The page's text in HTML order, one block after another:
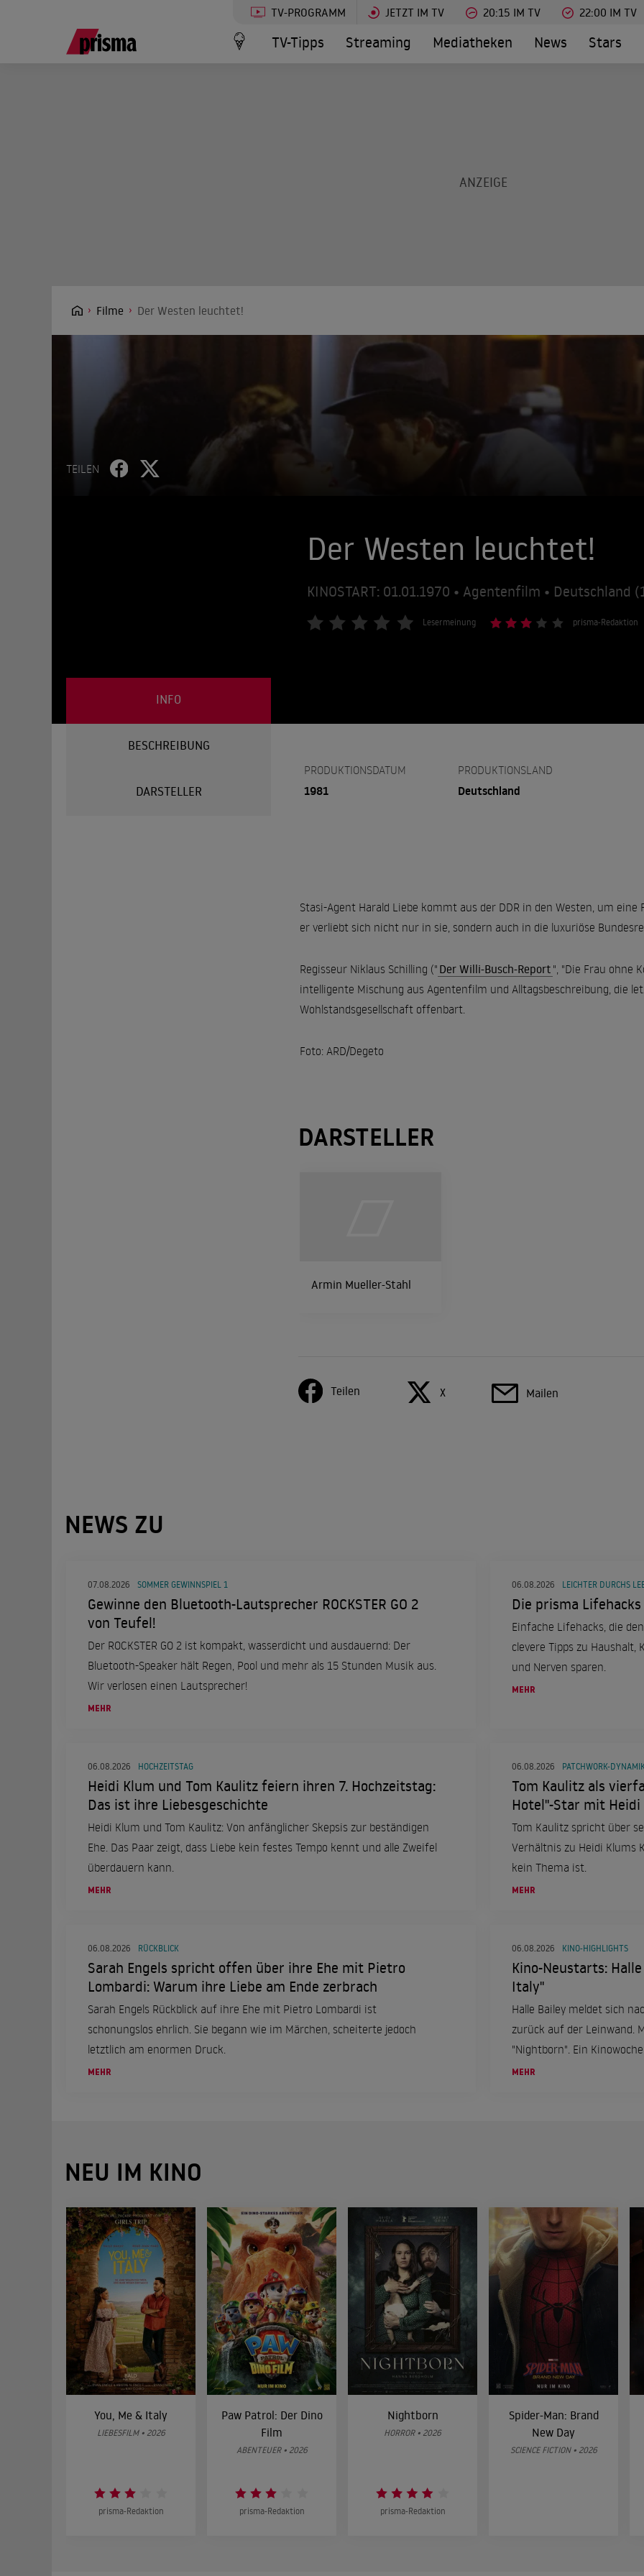
TV-PROGRAMM JETZT IM TV 20:15 IM TV 22:00 IM TV
TV-Tipps Streaming Mediatheken News Stars
Filme Der Westen leuchtet!
TEILEN
Der Westen leuchtet!
KINOSTART: 01.01.1970 • Agentenfilm • Deutschland
Lesermeinung prisma-Redaktion
INFO
BESCHREIBUNG
DARSTELLER
PRODUKTIONSDATUM
1981
PRODUKTIONSLAND
Deutschland
Stasi-Agent Harald Liebe kommt aus der DDR in den Westen, um
er verliebt sich nicht nur in sie, sondern auch in die luxuriöse
Regisseur Niklaus Schilling (" Der Willi-Busch-Report ", "Die Frau ohne
intelligente Mischung aus Agentenfilm und Alltagsbeschreibung, die
Wohlstandsgesellschaft offenbart.
Foto: ARD/Degeto
DARSTELLER
Armin Mueller-Stahl
Teilen X Mailen
NEWS ZU
07.08.2026 SOMMER GEWINNSPIEL 1
Gewinne den Bluetooth-Lautsprecher ROCKSTER GO 2
von Teufel!
Der ROCKSTER GO 2 ist kompakt, wasserdicht und ausdauernd: Der
Bluetooth-Speaker hält Regen, Pool und mehr als 15 Stunden Musik aus.
Wir verlosen einen Lautsprecher!
MEHR
06.08.2026 LEICHTER DURCHS
Die prisma Lifehacks
Einfache Lifehacks, die
clevere Tipps zu
und Nerven sparen.
MEHR
06.08.2026 HOCHZEITSTAG
Heidi Klum und Tom Kaulitz feiern ihren 7. Hochzeitstag:
Das ist ihre Liebesgeschichte
Heidi Klum und Tom Kaulitz: Von anfänglicher Skepsis zur beständigen
Ehe. Das Paar zeigt, dass Liebe kein festes Tempo kennt und alle Zweifel
überdauern kann.
MEHR
06.08.2026 PATCHWORK-
Tom Kaulitz als
Hotel"-Star mit
Tom Kaulitz spricht über
Verhältnis zu Heidi Klums
kein Thema ist.
MEHR
06.08.2026 RÜCKBLICK
Sarah Engels spricht offen über ihre Ehe mit Pietro
Lombardi: Warum ihre Liebe am Ende zerbrach
Sarah Engels Rückblick auf ihre Ehe mit Pietro Lombardi ist
schonungslos ehrlich. Sie begann wie im Märchen, scheiterte jedoch
letztlich am enormen Druck.
MEHR
06.08.2026 KINO-HIGHLIGHTS
Kino-Neustarts:
Italy"
Halle Bailey meldet sich
zurück auf der Leinwand.
"Nightborn". Ein
6. August.
MEHR
NEU IM KINO
You, Me & Italy
LIEBESFILM • 2026
prisma-Redaktion
Paw Patrol: Der Dino
Film
ABENTEUER • 2026
prisma-Redaktion
Nightborn
HORROR • 2026
prisma-Redaktion
Spider-Man: Brand
New Day
SCIENCE FICTION • 2026